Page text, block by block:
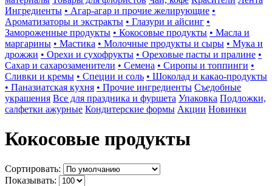
Ингредиенты • Агар-агар и прочие желирующие •
Ароматизаторы и экстракты • Глазури и айсинг •
Замороженные продукты • Кокосовые продукты • Масла и
маргарины • Мастика • Молочные продукты и сыры • Мука и
дрожжи • Орехи и сухофрукты • Ореховые пасты и пралине •
Сахар и сахарозаменители • Семена • Сиропы и топпинги •
Сливки и кремы • Специи и соль • Шоколад и какао-продукты
• Паназиатская кухня • Прочие ингредиенты Съедобные
украшения Все для праздника и фуршета Упаковка Подложки,
салфетки ажурные Кондитерские формы Акции Новинки
Кокосовые продукты
Сортировать:
Показывать: